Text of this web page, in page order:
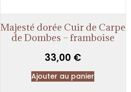
Majesté dorée Cuir de Carpe
de Dombes – framboise
33,00 €
Ajouter au panier